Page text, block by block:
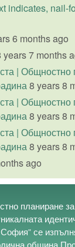
indicates, nail-
6 months ago
years 7 months
| Общностно
8 years 8
| Общностно
8 years 8
| Общностно
8 years 8
ago
планиране
се
община